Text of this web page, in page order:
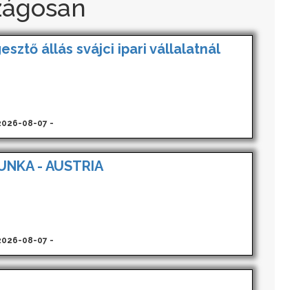
állás svájci ipari vállalatnál
08-07 -
- AUSTRIA
08-07 -